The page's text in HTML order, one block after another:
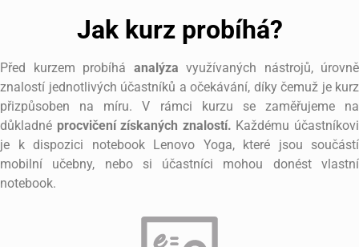
Jak kurz probíhá?
Před kurzem probíhá analýza využívaných nástrojů, úrovně
znalostí jednotlivých účastníků a očekávání, díky čemuž je kurz
přizpůsoben na míru. V rámci kurzu se zaměřujeme na
důkladné procvičení získaných znalostí. Každému účastníkovi
je k dispozici notebook Lenovo Yoga, které jsou součástí
mobilní učebny, nebo si účastníci mohou donést vlastní
notebook.